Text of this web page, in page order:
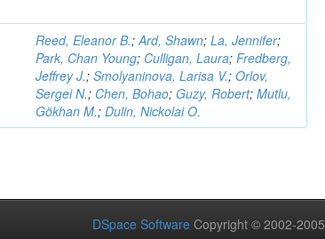
Reed, Eleanor B.;Ard, Shawn;La, Jennifer;
Park, Chan Young; Culligan, Laura;Fredberg,
Jeffrey J.;Smolyaninova, Larisa V.;Orlov,
Sergei N.; Chen, Bohao; Guzy, Robert;Mutlu,
Gökhan M.;Dulin, Nickolai O.
DSpace Software Copyright © 2002-2005